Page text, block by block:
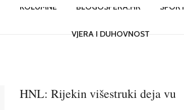
KOLUMNE BLOGOSFERA.HR SPORT
VJERA I DUHOVNOST
HNL: Rijekin višestruki deja vu